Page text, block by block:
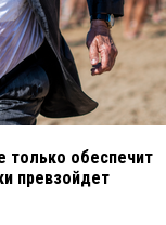
обеспечит
превзойдет